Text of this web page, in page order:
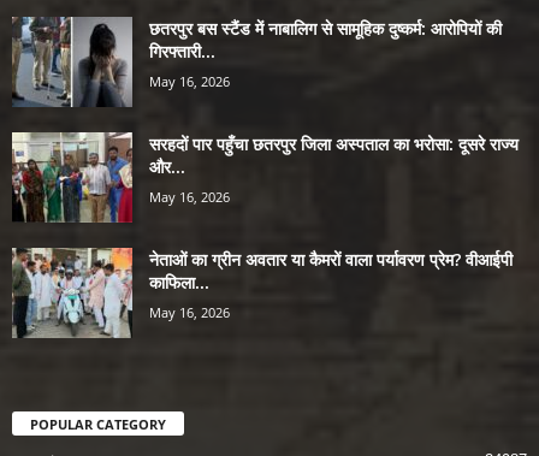
छतरपुर बस स्टैंड में नाबालिग से सामूहिक दुष्कर्म: आरोपियों की
गिरफ्तारी...
May 16, 2026
सरहदों पार पहुँचा छतरपुर जिला अस्पताल का भरोसा: दूसरे राज्य
और...
May 16, 2026
नेताओं का ग्रीन अवतार या कैमरों वाला पर्यावरण प्रेम? वीआईपी
काफिला...
May 16, 2026
POPULAR CATEGORY